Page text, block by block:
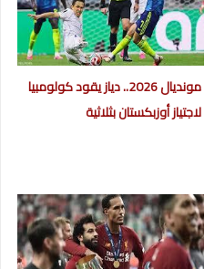
مونديال 2026.. دياز يقود كولومبيا
لاجتياز أوزبكستان بثلاثية